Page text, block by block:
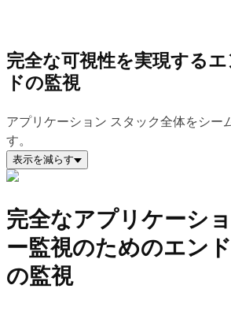
完全な可視性を実現する
ドの監視
アプリケーション スタック全体をシー
す。
表示を減らす
完全なアプリケーシ
ー監視のためのエン
の監視